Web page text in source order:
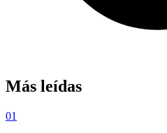
Más leídas
01